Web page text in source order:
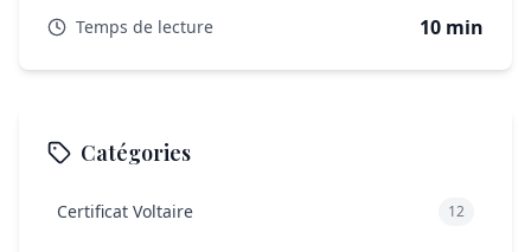
écriture ?
Quelles techniques d’écriture puis-je apprendre en
Temps de lecture 10 min
Catégories
Certificat Voltaire 12